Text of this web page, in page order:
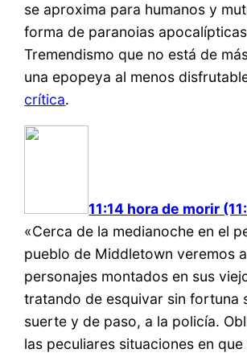
se aproxima para humanos y
forma de paranoias
Tremendismo que no está de
una epopeya al menos
crítica.
11:14 hora de morir
«Cerca de la medianoche en el
pueblo de Middletown veremos
personajes montados en sus
tratando de esquivar sin fortuna
suerte y de paso, a la policía.
las peculiares situaciones en que